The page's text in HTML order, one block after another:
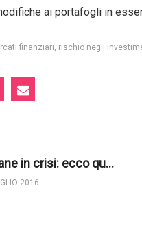
ai portafogli in
finanziari rischio negli
Banche italiane in crisi: ecco qual è la situazione
2016